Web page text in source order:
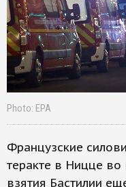
Photo: EPA
Французские
теракте в Ницце
взятия Бастилии